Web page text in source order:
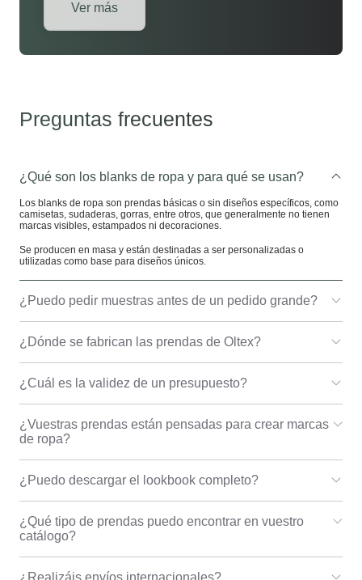
Ver más
Preguntas frecuentes
¿Qué son los blanks de ropa y para qué se usan?
Los blanks de ropa son prendas básicas o sin diseños específicos, como
camisetas, sudaderas, gorras, entre otros, que generalmente no tienen
marcas visibles, estampados ni decoraciones.
Se producen en masa y están destinadas a ser personalizadas o
utilizadas como base para diseños únicos.
¿Puedo pedir muestras antes de un pedido grande?
¿Dónde se fabrican las prendas de Oltex?
¿Cuál es la validez de un presupuesto?
¿Vuestras prendas están pensadas para crear marcas
de ropa?
¿Puedo descargar el lookbook completo?
¿Qué tipo de prendas puedo encontrar en vuestro
catálogo?